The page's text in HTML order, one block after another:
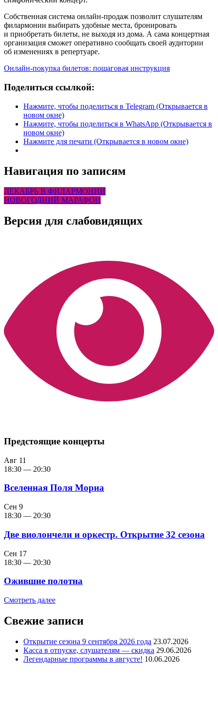
Собственная система онлайн-продаж позволит слушателям
филармонии выбирать удобные места, бронировать
и приобретать билеты, не выходя из дома. А сама концертная
организация сможет оперативно сообщать своей аудитории
об изменениях в репертуаре.
Онлайн-покупка билетов: пошаговая инструкция
Поделиться ссылкой:
Нажмите, чтобы поделиться в Telegram (Открывается в
новом окне)
Нажмите, чтобы поделиться в WhatsApp (Открывается в
новом окне)
Нажмите для печати (Открывается в новом окне)
Навигация по записям
ДЕКАБРЬ В ФИЛАРМОНИИ
НОВОГОДНИЙ МАРАФОН
Версия для слабовидящих
Предстоящие концерты
Авг 11
18:30 — 20:30
Вселенная Поля Мориа
Сен 9
18:30 — 20:30
Две виолончели и оркестр. Открытие 32 сезона
Сен 17
18:30 — 20:30
Ожившие полотна
Смотреть далее
Свежие записи
Открытие сезона 9 сентября 2026 года 23.07.2026
Касса в отпуске, слушателям — скидка 29.06.2026
Легендарные программы в августе! 10.06.2026